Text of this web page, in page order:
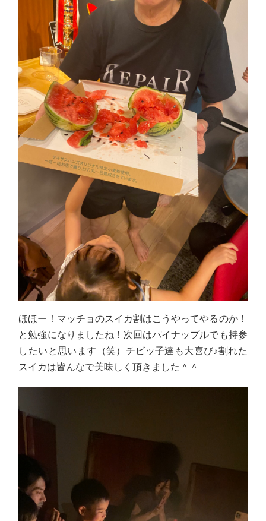
ほほー！マッチョのスイカ割はこうやってやるのか！
と勉強になりましたね！次回はパイナップルでも持参
したいと思います（笑）チビッ子達も大喜び♪割れた
スイカは皆んなで美味しく頂きました＾＾